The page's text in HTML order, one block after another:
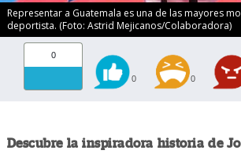
Representar a Guatemala es una de las mayores
deportista. (Foto: Astrid Mejicanos/Colaboradora)
0
0 0
Descubre la inspiradora historia de